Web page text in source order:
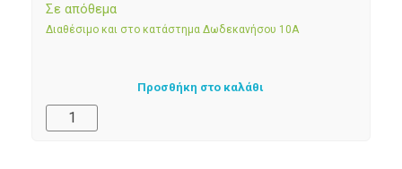
Σε απόθεμα
Διαθέσιμο και στο κατάστημα Δωδεκανήσου 10Α
Προσθήκη στο καλάθι